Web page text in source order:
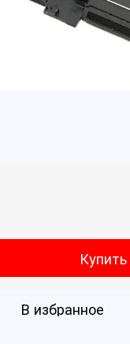
Купить
В избранное